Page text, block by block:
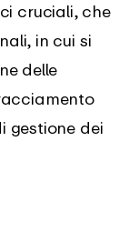
cruciali, che
in cui si
delle
gestione dei